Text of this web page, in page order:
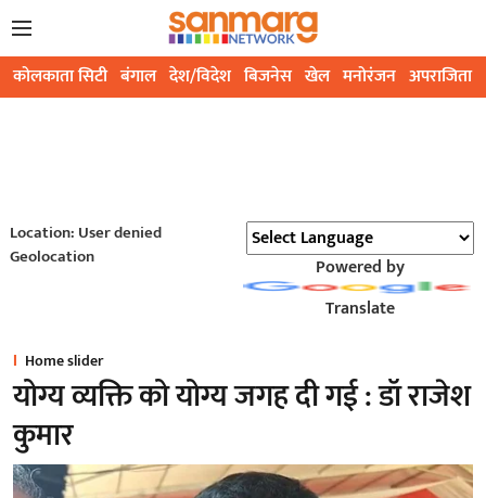
कोलकाता सिटी बंगाल देश/विदेश बिजनेस खेल मनोरंजन अपराजिता
Location: User denied
Geolocation
Powered by
Translate
Home slider
योग्य व्यक्ति को योग्य जगह दी गई : डॉ राजेश
कुमार